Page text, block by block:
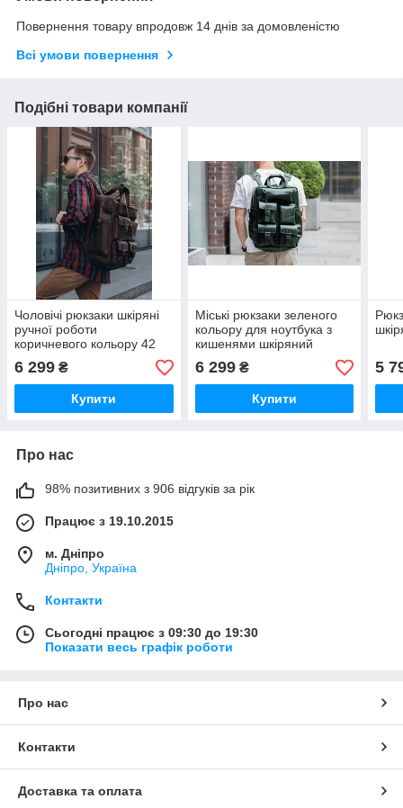
Повернення товару впродовж 14 днів за домовленістю
Всі умови повернення
Подібні товари компанії
Чоловічі рюкзаки шкіряні
ручної роботи
коричневого кольору 42
см*29см
6 299 ₴
Купити
Міські рюкзаки зеленого
кольору для ноутбука з
кишенями шкіряний
42см*29см
6 299₴
Купити
5
Про нас
98% позитивних з 906 відгуків за рік
Працює з 19.10.2015
м. Дніпро
Дніпро, Україна
Контакти
Сьогодні працює з 09:30 до 19:30
Показати весь графік роботи
Про нас
Контакти
Доставка та оплата